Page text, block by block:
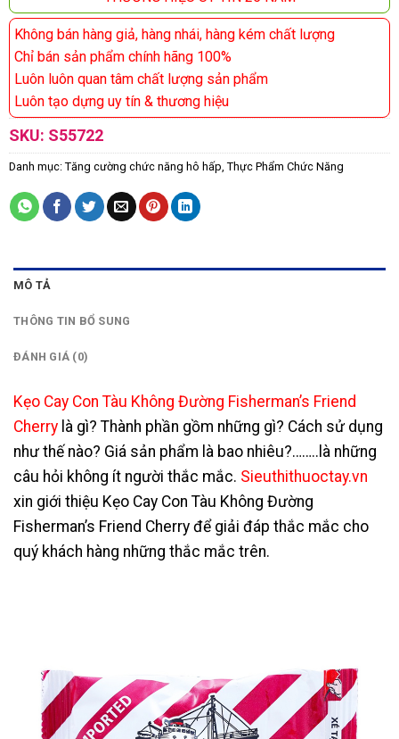
Không bán hàng giả, hàng nhái, hàng kém chất lượng
Chỉ bán sản phẩm chính hãng 100%
Luôn luôn quan tâm chất lượng sản phẩm
Luôn tạo dựng uy tín & thương hiệu
SKU: S55722
Danh mục: Tăng cường chức năng hô hấp, Thực Phẩm Chức Năng
MÔ TẢ
THÔNG TIN BỔ SUNG
ĐÁNH GIÁ (0)
Kẹo Cay Con Tàu Không Đường Fisherman’s Friend
Cherry là gì? Thành phần gồm những gì? Cách sử dụng
như thế nào? Giá sản phẩm là bao nhiêu?……..là những
câu hỏi không ít người thắc mắc. Sieuthithuoctay.vn
xin giới thiệu Kẹo Cay Con Tàu Không Đường
Fisherman’s Friend Cherry để giải đáp thắc mắc cho
quý khách hàng những thắc mắc trên.